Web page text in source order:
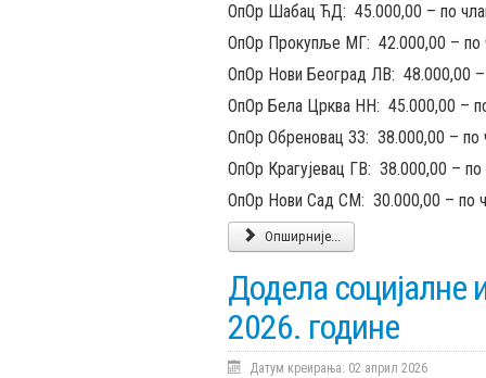
ОпОр Шабац ЋД: 45.000,00 – по
ОпОр Прокупље МГ: 42.000,00 – по
ОпОр Нови Београд ЛВ: 48.000,00
ОпОр Бела Црква НН: 45.000,00 –
ОпОр Обреновац ЗЗ: 38.000,00 –
ОпОр Крагујевац ГВ: 38.000,00 –
ОпОр Нови Сад СМ: 30.000,00 – по
Опширније...
Додела социјалне
2026. године
Датум креирања: 02 април 2026